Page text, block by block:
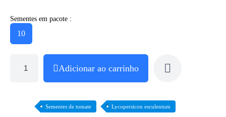
Sementes em pacote :
10
Adicionar ao carrinho
Sementes de tomate Lycopersicon esculentum